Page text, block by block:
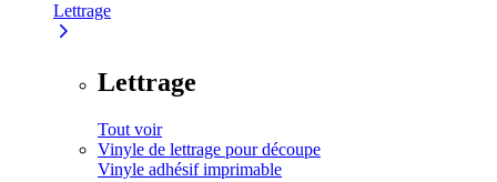
Lettrage
Lettrage
Tout voir
Vinyle de lettrage pour découpe
Vinyle adhésif imprimable